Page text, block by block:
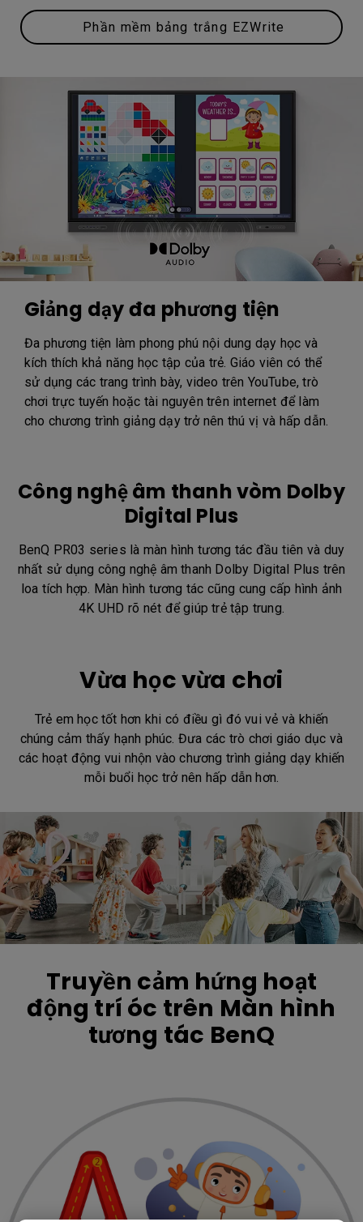
Phần mềm bảng trắng EZWrite
Giảng dạy đa phương tiện
Đa phương tiện làm phong phú nội dung dạy học và
kích thích khả năng học tập của trẻ. Giáo viên có thể
sử dụng các trang trình bày, video trên YouTube, trò
chơi trực tuyến hoặc tài nguyên trên internet để làm
cho chương trình giảng dạy trở nên thú vị và hấp dẫn.
Công nghệ âm thanh vòm Dolby
Digital Plus
BenQ PR03 series là màn hình tương tác đầu tiên và duy
nhất sử dụng công nghệ âm thanh Dolby Digital Plus trên
loa tích hợp. Màn hình tương tác cũng cung cấp hình ảnh
4K UHD rõ nét để giúp trẻ tập trung.
Vừa học vừa chơi
Trẻ em học tốt hơn khi có điều gì đó vui vẻ và khiến
chúng cảm thấy hạnh phúc. Đưa các trò chơi giáo dục và
các hoạt động vui nhộn vào chương trình giảng dạy khiến
mỗi buổi học trở nên hấp dẫn hơn.
Truyền cảm hứng hoạt
động trí óc trên Màn hình
tương tác BenQ